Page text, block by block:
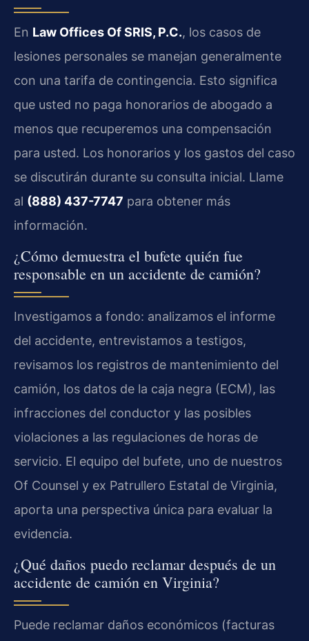
En Law Offices Of SRIS, P.C., los casos de
lesiones personales se manejan generalmente
con una tarifa de contingencia. Esto significa
que usted no paga honorarios de abogado a
menos que recuperemos una compensación
para usted. Los honorarios y los gastos del caso
se discutirán durante su consulta inicial. Llame
al (888) 437-7747 para obtener más
información.
¿Cómo demuestra el bufete quién fue
responsable en un accidente de camión?
Investigamos a fondo: analizamos el informe
del accidente, entrevistamos a testigos,
revisamos los registros de mantenimiento del
camión, los datos de la caja negra (ECM), las
infracciones del conductor y las posibles
violaciones a las regulaciones de horas de
servicio. El equipo del bufete, uno de nuestros
Of Counsel y ex Patrullero Estatal de Virginia,
aporta una perspectiva única para evaluar la
evidencia.
¿Qué daños puedo reclamar después de un
accidente de camión en Virginia?
Puede reclamar daños económicos (facturas